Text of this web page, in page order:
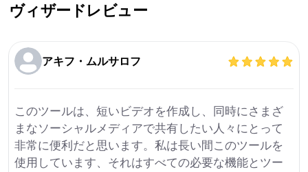
ヴィザードレビュー
アキフ・ムルサロフ
このツールは、短いビデオを作成し、同時にさまざ
まなソーシャルメディアで共有したい人々にとって
非常に便利だと思います。私は長い間このツールを
使用しています、それはすべての必要な機能とツー